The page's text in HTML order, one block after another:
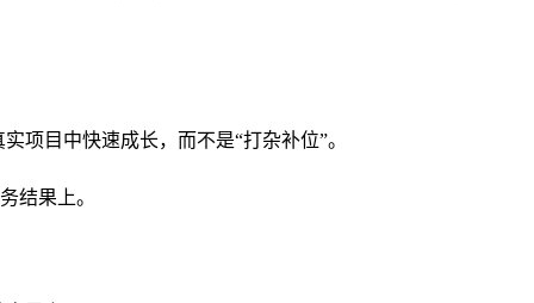
项目中快速成长，而不是“打杂补位”。
结果上。